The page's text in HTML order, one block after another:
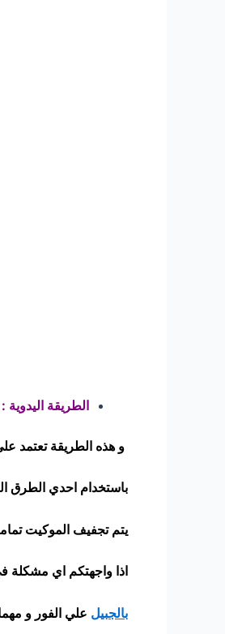
الطريقة اليدوية :
و هذه الطريقة تعتمد
باستخدام احدي الطرق
يتم تجفيف الموكيت
اذا واجهتكم اي مشكلة
بالجبيل علي الفور و